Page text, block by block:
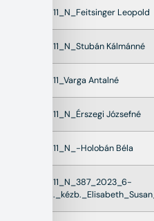
22011_N_Feitsinger Leopold
22011_N_Stubán Kálmánné
22011_Varga Antalné
22011_N_Érszegi Józsefné
22011_N_-Holobán Béla
22011_N_387_2023_6-